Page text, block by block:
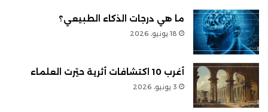
ما هي درجات الذكاء الطبيعي؟
18 يونيو، 2026
أغرب 10 اكتشافات أثرية حيّرت العلماء
3 يونيو، 2026